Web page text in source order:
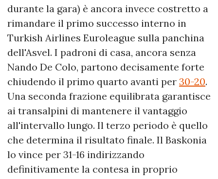
durante la gara) è ancora invece costretto a
rimandare il primo successo interno in
Turkish Airlines Euroleague sulla panchina
dell'Asvel. I padroni di casa, ancora senza
Nando De Colo, partono decisamente forte
chiudendo il primo quarto avanti per 30-20.
Una seconda frazione equilibrata garantisce
ai transalpini di mantenere il vantaggio
all'intervallo lungo. Il terzo periodo è quello
che determina il risultato finale. Il Baskonia
lo vince per 31-16 indirizzando
definitivamente la contesa in proprio